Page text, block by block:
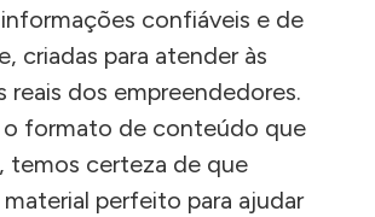
confiáveis e de
criadas para atender às
reais dos empreendedores.
o formato de conteúdo que
temos certeza de que
perfeito para ajudar